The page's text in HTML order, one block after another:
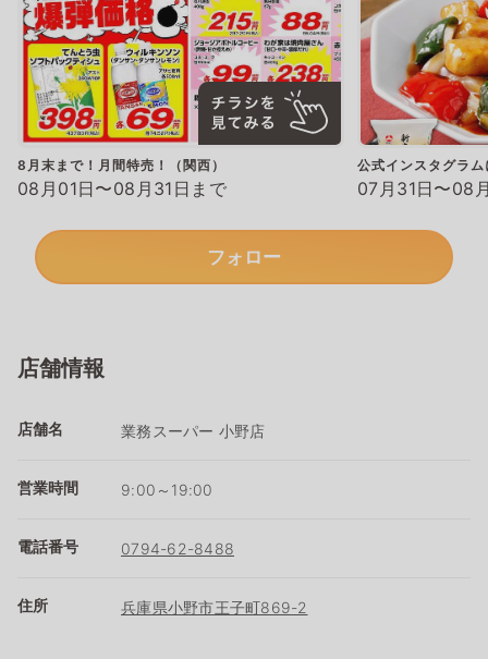
8月末まで！月間特売！（関西）
08月01日〜08月31日まで
公式インスタグラ
07月31日〜08
フォロー
店舗情報
店舗名 業務スーパー 小野店
営業時間 9:00～19:00
電話番号 0794-62-8488
住所 兵庫県小野市王子町869-2